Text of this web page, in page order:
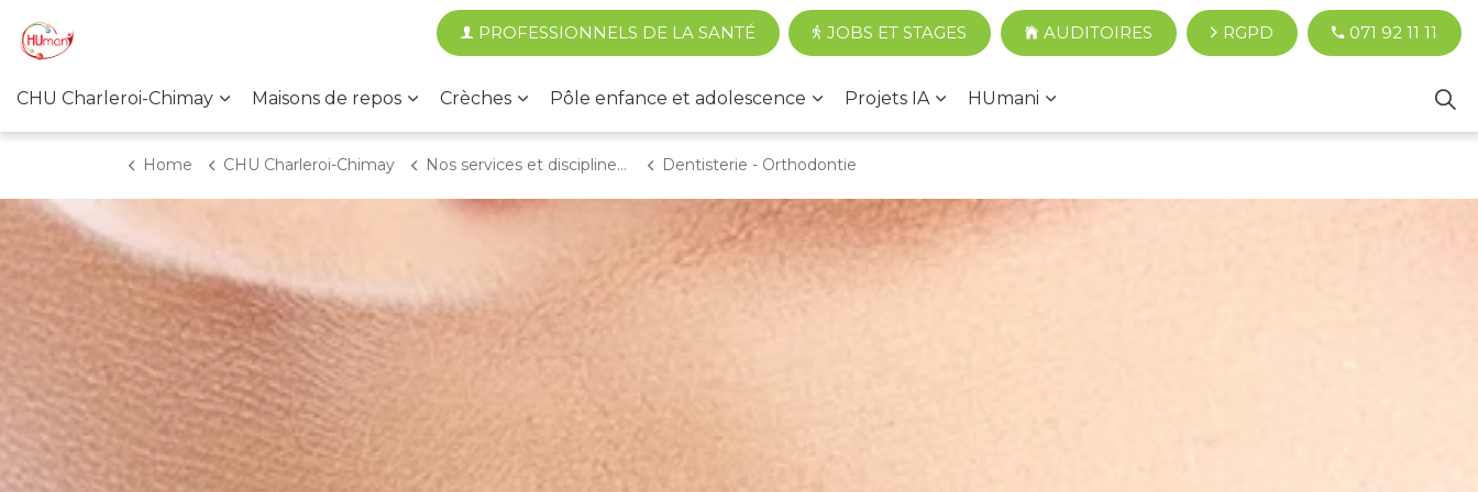
Accéder au contenu principal
CHU Charleroi-Chimay Maisons de repos Crèches Pôle enfance et adolescence Projets IA HUmani
PROFESSIONNELS DE LA SANTÉ JOBS ET STAGES AUDITOIRES RGPD 071 92 11 11
Home CHU Charleroi-Chimay Nos services et disciplines médicales Dentisterie - Orthodontie